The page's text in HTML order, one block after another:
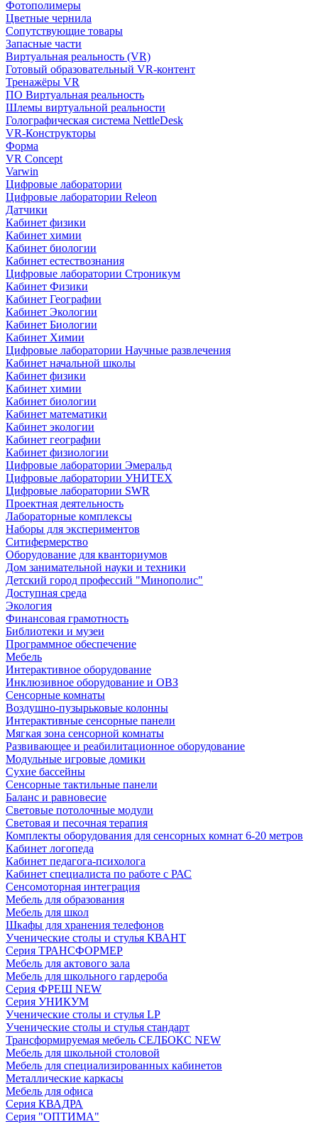
Фотополимеры
Цветные чернила
Сопутствующие товары
Запасные части
Виртуальная реальность (VR)
Готовый образовательный VR-контент
Тренажёры VR
ПО Виртуальная реальность
Шлемы виртуальной реальности
Голографическая система NettleDesk
VR-Конструкторы
Форма
VR Concept
Varwin
Цифровые лаборатории
Цифровые лаборатории Releon
Датчики
Кабинет физики
Кабинет химии
Кабинет биологии
Кабинет естествознания
Цифровые лаборатории Строникум
Кабинет Физики
Кабинет Географии
Кабинет Экологии
Кабинет Биологии
Кабинет Химии
Цифровые лаборатории Научные развлечения
Кабинет начальной школы
Кабинет физики
Кабинет химии
Кабинет биологии
Кабинет математики
Кабинет экологии
Кабинет географии
Кабинет физиологии
Цифровые лаборатории Эмеральд
Цифровые лаборатории УНИТЕХ
Цифровые лаборатории SWR
Проектная деятельность
Лабораторные комплексы
Наборы для экспериментов
Ситифермерство
Оборудование для кванториумов
Дом занимательной науки и техники
Детский город профессий "Минополис"
Доступная среда
Экология
Финансовая грамотность
Библиотеки и музеи
Программное обеспечение
Мебель
Интерактивное оборудование
Инклюзивное оборудование и ОВЗ
Cенсорные комнаты
Воздушно-пузырьковые колонны
Интерактивные сенсорные панели
Мягкая зона сенсорной комнаты
Развивающее и реабилитационное оборудование
Модульные игровые домики
Сухие бассейны
Сенсорные тактильные панели
Баланс и равновесие
Световые потолочные модули
Световая и песочная терапия
Комплекты оборудования для сенсорных комнат 6-20 метров
Кабинет логопеда
Кабинет педагога-психолога
Кабинет специалиста по работе с РАС
Сенсомоторная интеграция
Мебель для образования
Мебель для школ
Шкафы для хранения телефонов
Ученические столы и стулья КВАНТ
Серия ТРАНСФОРМЕР
Мебель для актового зала
Мебель для школьного гардероба
Серия ФРЕШ NEW
Серия УНИКУМ
Ученические столы и стулья LP
Ученические столы и стулья стандарт
Трансформируемая мебель СЕЛБОКС NEW
Мебель для школьной столовой
Мебель для специализированных кабинетов
Металлические каркасы
Мебель для офиса
Серия КВАДРА
Серия "ОПТИМА"